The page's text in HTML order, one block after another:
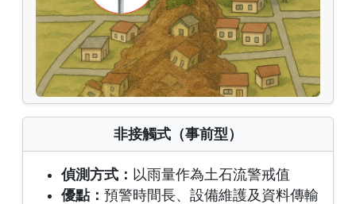
非接觸式（事前型）
偵測方式： 以雨量作為土石流警戒值
優點： 預警時間長、設備維護及資料傳輸